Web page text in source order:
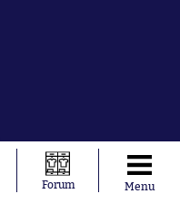
Forum Menu